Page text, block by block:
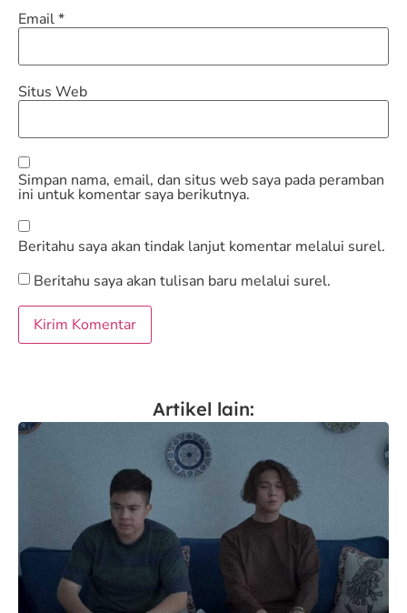
Email*
Situs Web
Simpan nama, email, dan situs web saya pada peramban
ini untuk komentar saya berikutnya.
Beritahu saya akan tindak lanjut komentar melalui surel.
Beritahu saya akan tulisan baru melalui surel.
Artikel lain: